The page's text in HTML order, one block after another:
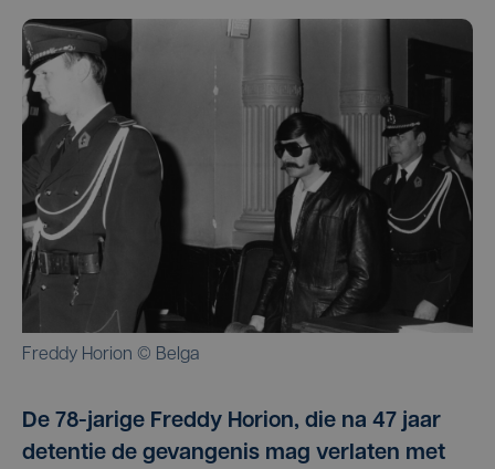
Freddy Horion © Belga
De 78-jarige Freddy Horion, die na 47 jaar
detentie de gevangenis mag verlaten met